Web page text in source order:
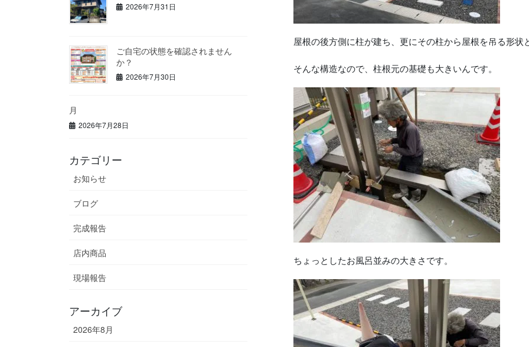
屋根の後方側に柱が建ち、更にその柱から屋根を吊る形状
そんな構造なので、柱根元の基礎も大きいんです。
ちょっとしたお風呂並みの大きさです。
2026年7月31日
ご自宅の状態を確認されません
か？
2026年7月30日
月
2026年7月28日
カテゴリー
お知らせ
ブログ
完成報告
店内商品
現場報告
アーカイブ
2026年8月